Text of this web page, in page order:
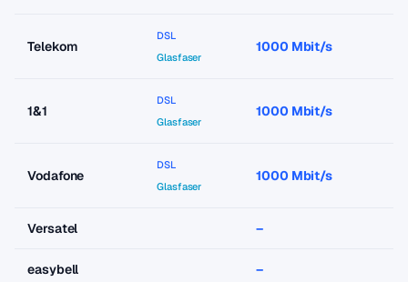
Telekom
DSL
Glasfaser
1000 Mbit/s
1&1
DSL
Glasfaser
1000 Mbit/s
Vodafone
DSL
Glasfaser
1000 Mbit/s
Versatel –
easybell –